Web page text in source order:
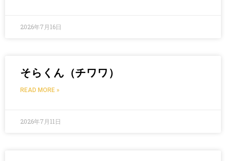
2026年7月16日
そらくん（チワワ）
READ MORE »
2026年7月11日